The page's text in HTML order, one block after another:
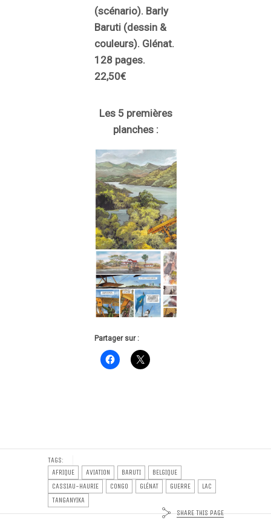
(scénario). Barly
Baruti (dessin &
couleurs). Glénat.
128 pages.
22,50€
Les 5 premières
planches :
Partager sur :
TAGS:
AFRIQUE
AVIATION BARUTI
BELGIQUE
CASSIAU-HAURIE
CONGO GLÉNAT GUERRE
LAC
TANGANYIKA
SHARE THIS PAGE